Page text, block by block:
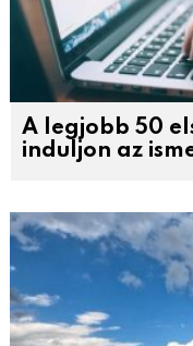
A legjobb 50
induljon az